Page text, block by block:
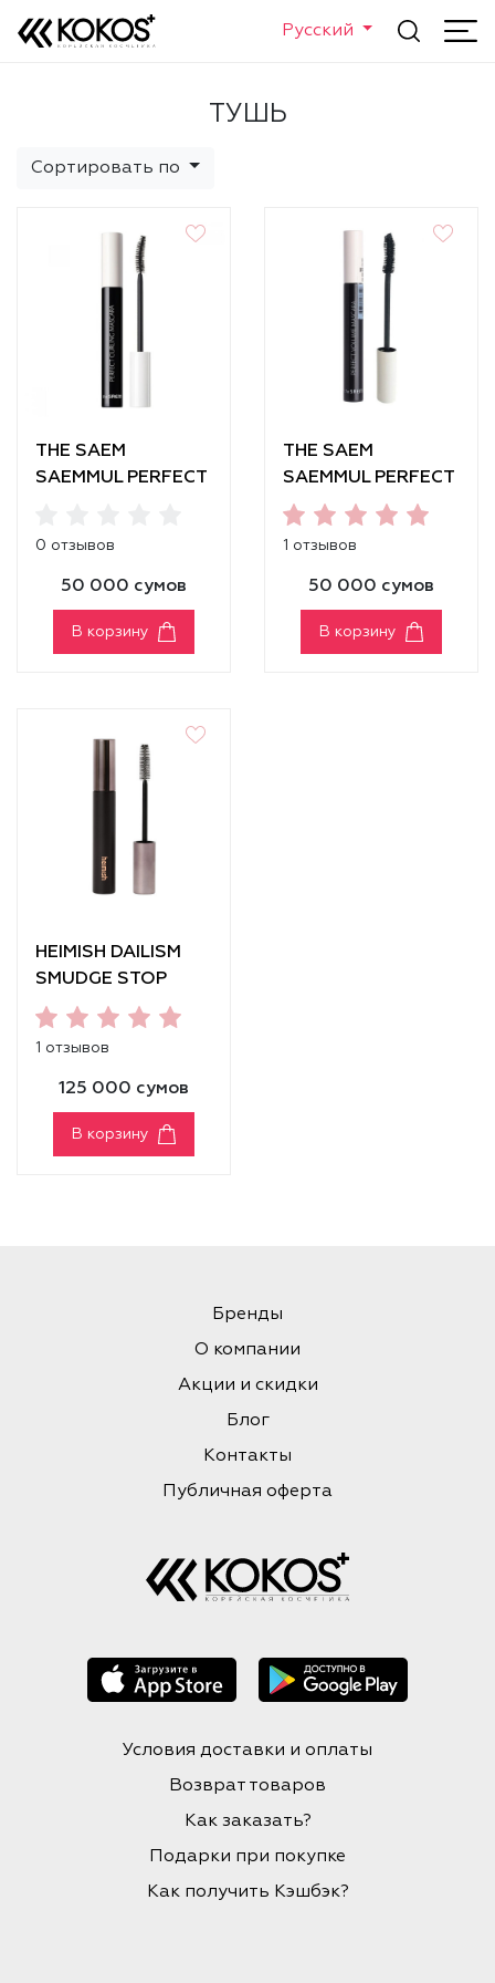
Русский
ТУШЬ
Сортировать по
THE SAEM
SAEMMUL PERFECT
0 отзывов
50 000 сумов
В корзину
THE SAEM
SAEMMUL PERFECT
MASCARA
[VOLUME]
1 отзывов
50 000 сумов
В корзину
HEIMISH DAILISM
SMUDGE STOP
MASCARA
[VOLUME]
1 отзывов
125 000 сумов
В корзину
Бренды
О компании
Акции и скидки
Блог
Контакты
Публичная оферта
Условия доставки и оплаты
Возврат товаров
Как заказать?
Подарки при покупке
Как получить Кэшбэк?